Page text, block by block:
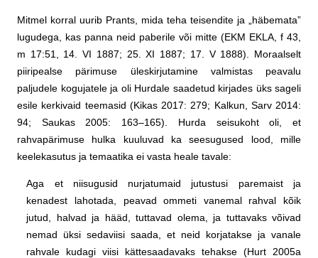
Mitmel korral uurib Prants, mida teha teisendite ja „häbemata”
lugudega, kas panna neid paberile või mitte (EKM EKLA, f 43,
m 17:51, 14. VI 1887; 25. XI 1887; 17. V 1888). Moraalselt
piiripealse pärimuse üleskirjutamine valmistas peavalu
paljudele kogujatele ja oli Hurdale saadetud kirjades üks sageli
esile kerkivaid teemasid (Kikas 2017: 279; Kalkun, Sarv 2014:
94; Saukas 2005: 163–165). Hurda seisukoht oli, et
rahvapärimuse hulka kuuluvad ka seesugused lood, mille
keelekasutus ja temaatika ei vasta heale tavale:
Aga et niisugusid nurjatumaid jutustusi paremaist ja
kenadest lahotada, peavad ommeti vanemal rahval kõik
jutud, halvad ja hääd, tuttavad olema, ja tuttavaks võivad
nemad üksi sedaviisi saada, et neid korjatakse ja vanale
rahvale kudagi viisi kättesaadavaks tehakse (Hurt 2005a